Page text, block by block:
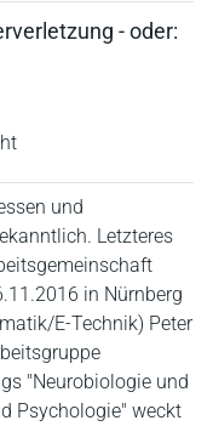
- oder:
und
Letzteres
in Nürnberg
E-Technik) Peter
"Neurobiologie und
Psychologie" weckt